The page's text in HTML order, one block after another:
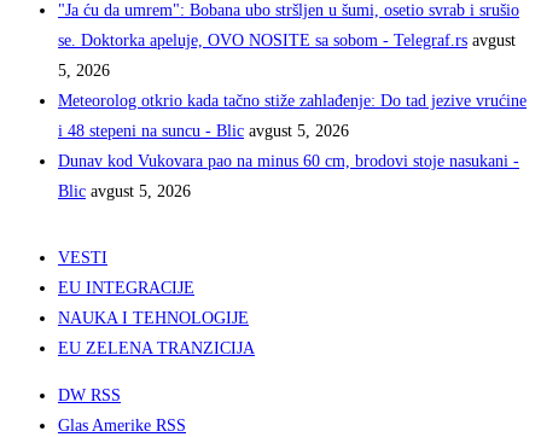
"Ja ću da umrem": Bobana ubo stršljen u šumi, osetio svrab i srušio
se. Doktorka apeluje, OVO NOSITE sa sobom - Telegraf.rs avgust
5, 2026
Meteorolog otkrio kada tačno stiže zahlađenje: Do tad jezive vrućine
i 48 stepeni na suncu - Blic avgust 5, 2026
Dunav kod Vukovara pao na minus 60 cm, brodovi stoje nasukani -
Blic avgust 5, 2026
VESTI
EU INTEGRACIJE
NAUKA I TEHNOLOGIJE
EU ZELENA TRANZICIJA
DW RSS
Glas Amerike RSS